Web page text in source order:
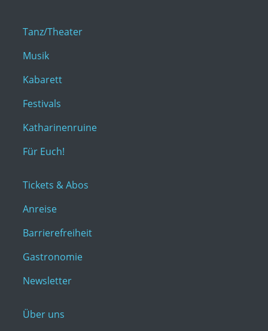
Tanz/Theater
Musik
Kabarett
Festivals
Katharinenruine
Für Euch!
Tickets & Abos
Anreise
Barrierefreiheit
Gastronomie
Newsletter
Über uns